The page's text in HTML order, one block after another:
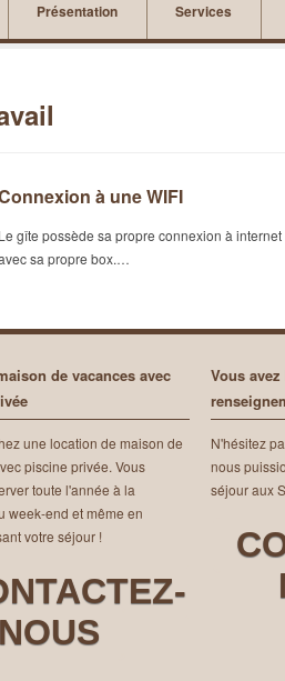
Présentation Services
à une WIFI
Le gîte possède sa propre connexion à internet
sa propre box.…
de vacances avec
une location de maison de
piscine privée. Vous
toute l'année à la
week-end et même en
votre séjour !
NOUS
Vous
N'hésitez
nous
séjour aux